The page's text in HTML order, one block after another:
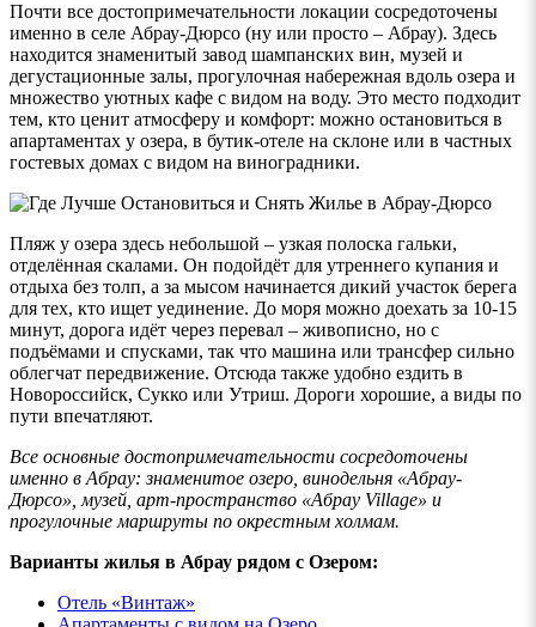
Почти все достопримечательности локации сосредоточены
именно в селе Абрау-Дюрсо (ну или просто – Абрау). Здесь
находится знаменитый завод шампанских вин, музей и
дегустационные залы, прогулочная набережная вдоль озера и
множество уютных кафе с видом на воду. Это место подходит
тем, кто ценит атмосферу и комфорт: можно остановиться в
апартаментах у озера, в бутик-отеле на склоне или в частных
гостевых домах с видом на виноградники.
Пляж у озера здесь небольшой – узкая полоска гальки,
отделённая скалами. Он подойдёт для утреннего купания и
отдыха без толп, а за мысом начинается дикий участок берега
для тех, кто ищет уединение. До моря можно доехать за 10-15
минут, дорога идёт через перевал – живописно, но с
подъёмами и спусками, так что машина или трансфер сильно
облегчат передвижение. Отсюда также удобно ездить в
Новороссийск, Сукко или Утриш. Дороги хорошие, а виды по
пути впечатляют.
Все основные достопримечательности сосредоточены
именно в Абрау: знаменитое озеро, винодельня «Абрау-
Дюрсо», музей, арт-пространство «Абрау Village» и
прогулочные маршруты по окрестным холмам.
Варианты жилья в Абрау рядом с Озером:
Отель «Винтаж»